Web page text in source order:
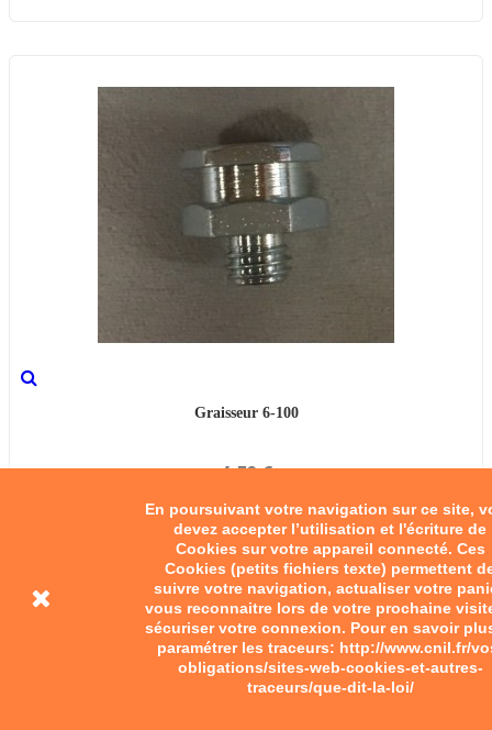
En poursuivant votre navigation sur ce site,
devez accepter l’utilisation et l'écriture de
Cookies sur votre appareil connecté. Ces
Cookies (petits fichiers texte) permettent
suivre votre navigation, actualiser votre
vous reconnaitre lors de votre prochaine
sécuriser votre connexion. Pour en savoir
paramétrer les traceurs: http://www.cnil.fr/
obligations/sites-web-cookies-et-autres-
traceurs/que-dit-la-loi/
Graisseur 6-100
4,50 €
Add to cart